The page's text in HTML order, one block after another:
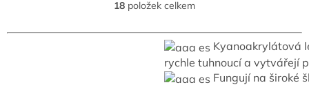
O
l
18 položek celkem
Kyanoakrylátová
rychle tuhnoucí a vytvářejí
Fungují na široké